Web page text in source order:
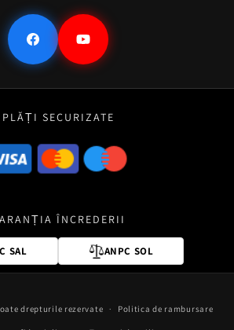
FacebookYouTube
PLĂȚI SECURIZATE
ÎNCREDERII
SAL ANPC SOL
de
drepturile rezervate Politica de rambursare